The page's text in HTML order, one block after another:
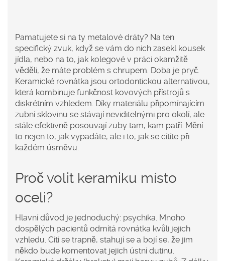
Pamatujete si na ty metalové dráty? Na ten
specifický zvuk, když se vám do nich zasekl kousek
jídla, nebo na to, jak kolegové v práci okamžitě
věděli, že máte problém s chrupem. Doba je pryč.
Keramické rovnátka jsou ortodontickou alternativou,
která kombinuje funkčnost kovových přístrojů s
diskrétním vzhledem. Díky materiálu připomínajícím
zubní sklovinu se stávají neviditelnými pro okolí, ale
stále efektivně posouvají zuby tam, kam patří. Mění
to nejen to, jak vypadáte, ale i to, jak se cítíte při
každém úsměvu.
Proč volit keramiku místo
oceli?
Hlavní důvod je jednoduchý: psychika. Mnoho
dospělých pacientů odmítá rovnátka kvůli jejich
vzhledu. Cítí se trapně, stahují se a bojí se, že jim
někdo bude komentovat jejich ústní dutinu.